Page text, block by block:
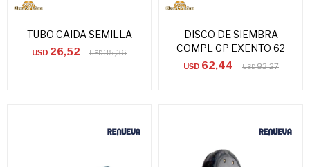
TUBO CAIDA SEMILLA
USD 26,52 USD35,36
DISCO DE SIEMBRA
COMPL GP EXENTO 62
USD 62,44 USD83,27